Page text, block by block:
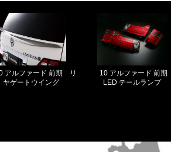
アルファード 前期 リ
ヤゲートウイング
10 アルファード 前期
LED テールランプ